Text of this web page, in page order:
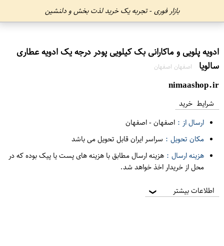
بازار فوری - تجربه یک خرید لذت بخش و دلنشین
ادویه پلویی و ماکارانی بک کیلویی پودر درجه یک ادویه عطاری
سالویا
اصفهان اصفهان
nimaashop.ir
شرایط خرید
ارسال از : اصفهان-اصفهان
مکان تحویل : سراسر ایران قابل تحویل می باشد
هزینه ارسال : هزینه ارسال مطابق با هزینه های پست یا پیک بوده که در
محل از خریدار اخذ خواهد شد.
اطلاعات بیشتر ❯